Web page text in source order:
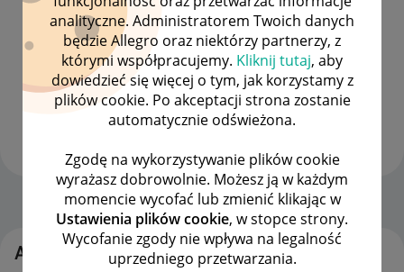
analityczne. Administratorem Twoich danych
będzie Allegro oraz niektórzy partnerzy, z
którymi współpracujemy. Kliknij tutaj, aby
dowiedzieć się więcej o tym, jak korzystamy z
plików cookie. Po akceptacji strona zostanie
automatycznie odświeżona.
Zgodę na wykorzystywanie plików cookie
wyrażasz dobrowolnie. Możesz ją w każdym
momencie wycofać lub zmienić klikając w
Ustawienia plików cookie, w stopce strony.
Wycofanie zgody nie wpływa na legalność
uprzedniego przetwarzania.
Sa_nova
Moderacja Społeczności
Strona Główna OPCJE
Aktywność Sa_nova